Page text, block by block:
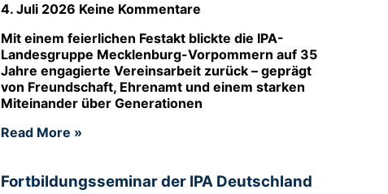
4. Juli 2026 Keine Kommentare
Mit einem feierlichen Festakt blickte die IPA-
Landesgruppe Mecklenburg-Vorpommern auf 35
Jahre engagierte Vereinsarbeit zurück – geprägt
von Freundschaft, Ehrenamt und einem starken
Miteinander über Generationen
Read More »
Fortbildungsseminar der IPA Deutschland